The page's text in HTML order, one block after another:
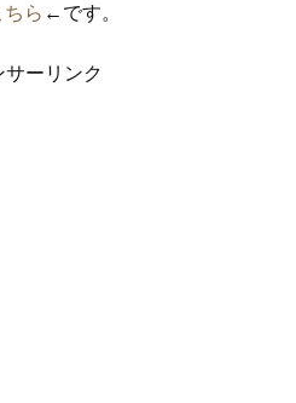
ちら ←です。
サーリンク